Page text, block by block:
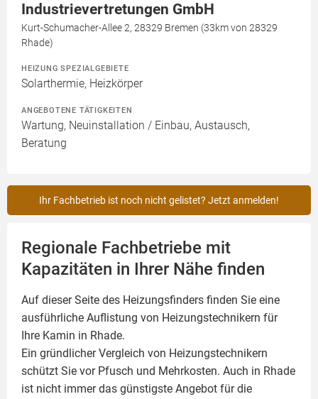
Industrievertretungen GmbH
Kurt-Schumacher-Allee 2, 28329 Bremen (33km von 28329
Rhade)
HEIZUNG SPEZIALGEBIETE
Solarthermie, Heizkörper
ANGEBOTENE TÄTIGKEITEN
Wartung, Neuinstallation / Einbau, Austausch,
Beratung
Ihr Fachbetrieb ist noch nicht gelistet? Jetzt anmelden!
Regionale Fachbetriebe mit
Kapazitäten in Ihrer Nähe finden
Auf dieser Seite des Heizungsfinders finden Sie eine
ausführliche Auflistung von Heizungstechnikern für
Ihre Kamin in Rhade.
Ein gründlicher Vergleich von Heizungstechnikern
schützt Sie vor Pfusch und Mehrkosten. Auch in Rhade
ist nicht immer das günstigste Angebot für die